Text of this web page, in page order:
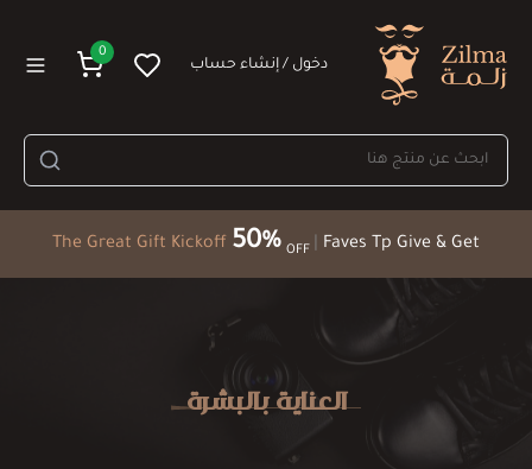
The Great Gift Kickoff 50% OFF Faves Tp Give & Get
دخول / إنشاء حساب
0
العناية بالبشرة